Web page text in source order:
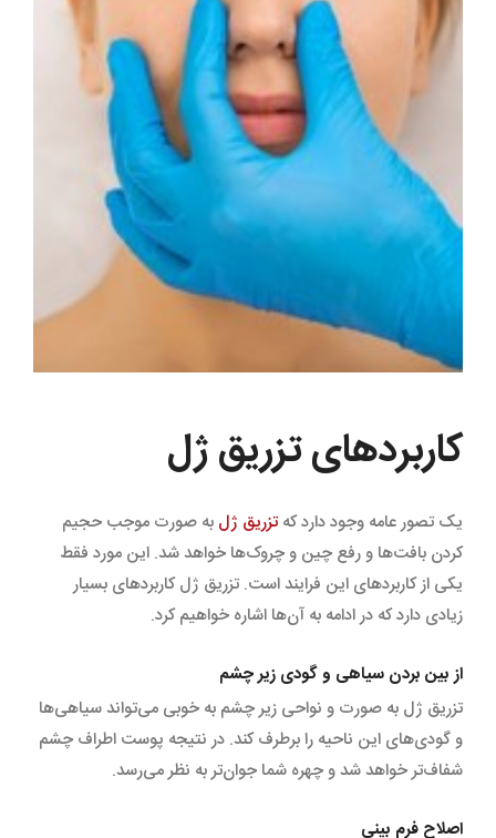
کاربردهای تزریق ژل
یک تصور عامه وجود دارد کهتزریق ژل به صورت موجب حجیم
کردن بافت‌ها و رفع چین و چروک‌ها خواهد شد. این مورد فقط
یکی از کاربردهای این فرایند است. تزریق ژل کاربردهای بسیار
زیادی دارد که در ادامه به آن‌ها اشاره خواهیم کرد.
از بین بردن سیاهی و گودی زیر چشم
تزریق ژل به صورت و نواحی زیر چشم به خوبی می‌تواند سیاهی‌ها
و گودی‌های این ناحیه را برطرف کند. در نتیجه پوست اطراف چشم
شفاف‌تر خواهد شد و چهره شما جوان‌تر به نظر می‌رسد.
اصلاح فرم بینی